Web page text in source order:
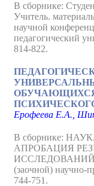
В сборнике:
Учитель.
научной
педагогический
814-822.
Ерофеева Е.А.,
В сборнике:
АПРОБАЦИЯ
ИССЛЕДОВАНИЙ.
(заочной) научно-
744-751.